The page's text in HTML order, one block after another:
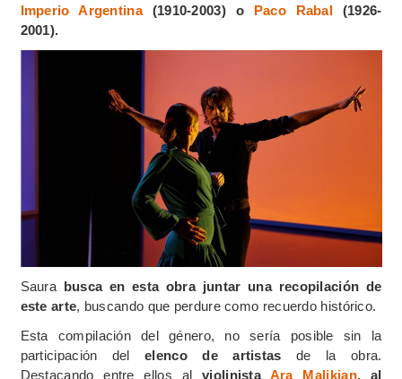
Imperio Argentina (1910-2003) o Paco Rabal (1926-
2001).
Saura busca en esta obra juntar una recopilación de
este arte, buscando que perdure como recuerdo histórico.
Esta compilación del género, no sería posible sin la
participación delelenco de artistas de la obra.
Destacando entre ellos alviolinista Ara Malikian, al